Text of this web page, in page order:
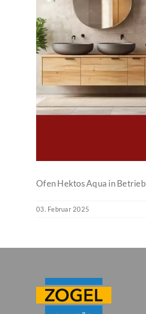
Ofen Hektos Aqua in Betrieb
03. Februar 2025